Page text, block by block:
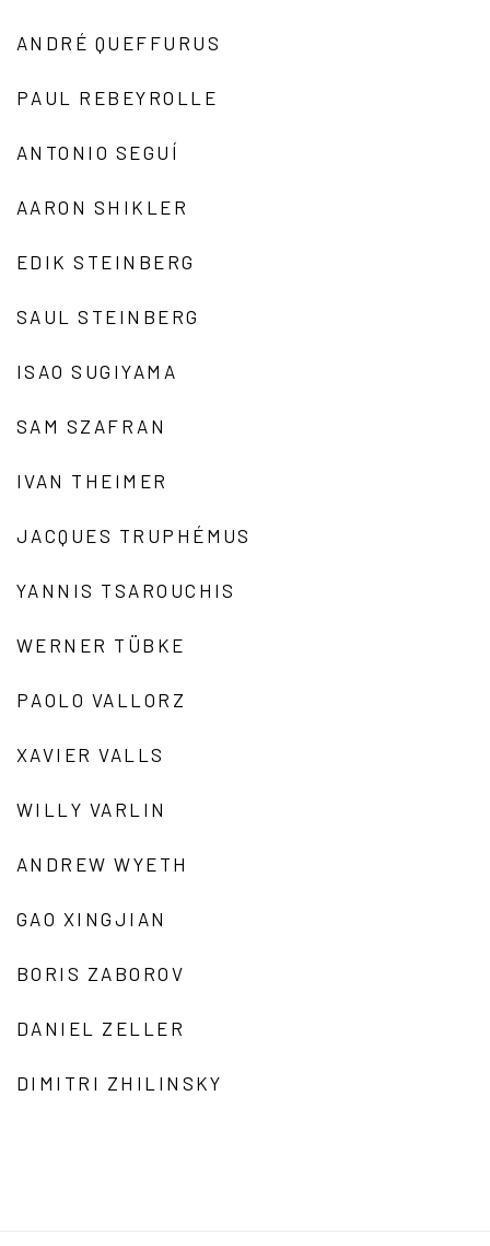
ANDRÉ QUEFFURUS
PAUL REBEYROLLE
ANTONIO SEGUÍ
AARON SHIKLER
EDIK STEINBERG
SAUL STEINBERG
ISAO SUGIYAMA
SAM SZAFRAN
IVAN THEIMER
JACQUES TRUPHÉMUS
YANNIS TSAROUCHIS
WERNER TÜBKE
PAOLO VALLORZ
XAVIER VALLS
WILLY VARLIN
ANDREW WYETH
GAO XINGJIAN
BORIS ZABOROV
DANIEL ZELLER
DIMITRI ZHILINSKY